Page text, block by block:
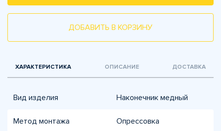
ДОБАВИТЬ В КОРЗИНУ
ХАРАКТЕРИСТИКА ОПИСАНИЕ ДОСТАВКА
Вид изделия Наконечник медный
Метод монтажа Опрессовка